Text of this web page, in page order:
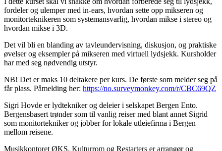
fordeler og ulemper med in-ears, hvordan sette opp mikseren og
monitorteknikeren som systemansvarlig, hvordan mikse i stereo og
hvordan mikse i 3D.
Det vil bli en blanding av tavleundervisning, diskusjon, og praktiske
øvelser og eksempler på mikseren med virtuell lydsjekk. Kursholder
har med seg nødvendig utstyr.
NB! Det er maks 10 deltakere per kurs. De første som melder seg på
får plass. Påmelding her: https://no.surveymonkey.com/r/CBC69QZ
Sigri Hovde er lydtekniker og deleier i selskapet Bergen Ento.
Bergensbasert trønder som til vanlig reiser med blant annet Sigrid
som monitortekniker og jobber for lokale utleiefirma i Bergen
mellom reisene.
Musikkontoret ØKS, Kulturrom og Restarters er arrangør og